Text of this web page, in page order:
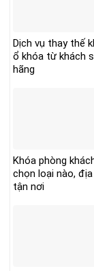
Dịch vụ thay thế
ổ khóa từ khách
hãng
Khóa phòng
chọn loại nào,
tận nơi